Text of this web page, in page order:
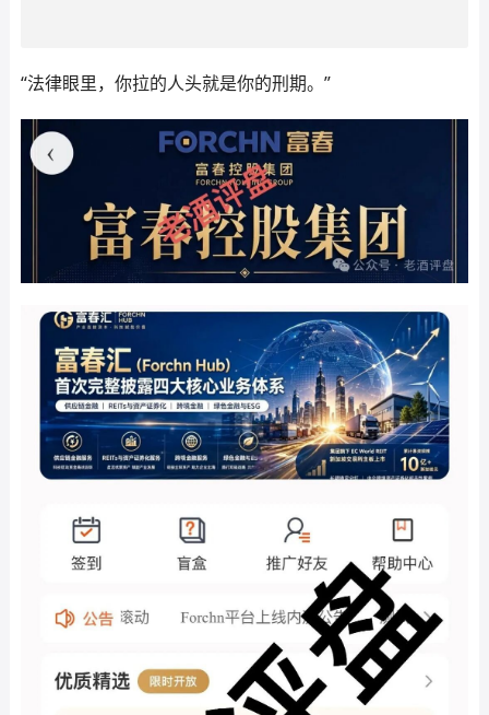
“法律眼里，你拉的人头就是你的刑期。”